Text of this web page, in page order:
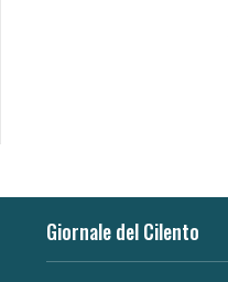
Giornale del Cilento